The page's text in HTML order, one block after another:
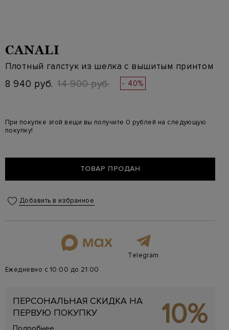
CANALI
Плотный галстук из шелка с вышитым принтом
8 940 руб. 14 900 руб. - 40%
При покупке этой вещи вы получите 0 рублей на следующую
покупку!
ТОВАР ПРОДАН
Добавить в избранное
Telegram
Ежедневно с 10:00 до 21:00
ПЕРСОНАЛЬНАЯ СКИДКА НА
ПЕРВУЮ ПОКУПКУ
10%